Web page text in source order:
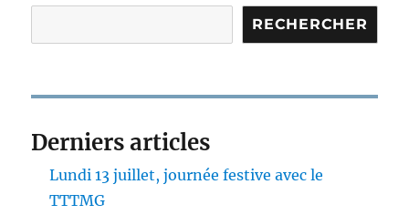
RECHERCHER
Derniers articles
Lundi 13 juillet, journée festive avec le
TTTMG